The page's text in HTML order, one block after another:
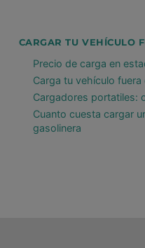
CARGAR TU VEHÍCULO
Precio de carga en
Carga tu vehículo fuera
Cargadores portatiles:
Cuanto cuesta cargar
gasolinera